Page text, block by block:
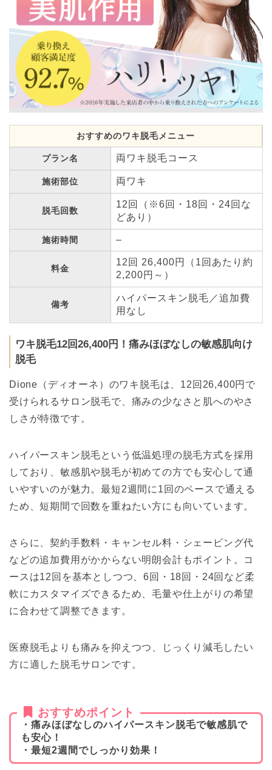
おすすめのワキ脱毛メニュー
プラン名 両ワキ脱毛コース
施術部位 両ワキ
脱毛回数
12回（※6回・18回・24回な
どあり）
施術時間 –
料金
12回 26,400円（1回あたり約
2,200円～）
備考
ハイパースキン脱毛／追加費
用なし
ワキ脱毛12回26,400円！痛みほぼなしの敏感肌向け
脱毛
Dione（ディオーネ）のワキ脱毛は、12回26,400円で
受けられるサロン脱毛で、痛みの少なさと肌へのやさ
しさが特徴です。
ハイパースキン脱毛という低温処理の脱毛方式を採用
しており、敏感肌や脱毛が初めての方でも安心して通
いやすいのが魅力。最短2週間に1回のペースで通える
ため、短期間で回数を重ねたい方にも向いています。
さらに、契約手数料・キャンセル料・シェービング代
などの追加費用がかからない明朗会計もポイント。コ
ースは12回を基本としつつ、6回・18回・24回など柔
軟にカスタマイズできるため、毛量や仕上がりの希望
に合わせて調整できます。
医療脱毛よりも痛みを抑えつつ、じっくり減毛したい
方に適した脱毛サロンです。
おすすめポイント
・痛みほぼなしのハイパースキン脱毛で敏感肌で
も安心！
・最短2週間でしっかり効果！